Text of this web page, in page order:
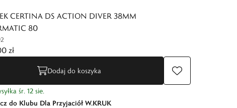
CERTINA DS ACTION DIVER 38MM
80
zł
Dodaj do koszyka
śr. 12 sie.
do Klubu Dla Przyjaciół W.KRUK